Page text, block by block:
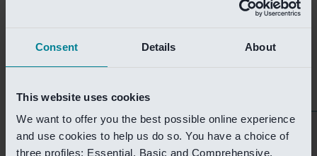
Consent Details About
This website uses cookies
We want to offer you the best possible online experience
and use cookies to help us do so. You have a choice of
three profiles: Essential, Basic and Comprehensive.
Investment Banking
Van Lanschot Kempen Research
Helaas is deze pagina